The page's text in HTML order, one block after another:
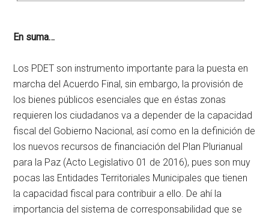
En suma…
Los PDET son instrumento importante para la puesta en
marcha del Acuerdo Final, sin embargo, la provisión de
los bienes públicos esenciales que en éstas zonas
requieren los ciudadanos va a depender de la capacidad
fiscal del Gobierno Nacional, así como en la definición de
los nuevos recursos de financiación del Plan Plurianual
para la Paz (Acto Legislativo 01 de 2016), pues son muy
pocas las Entidades Territoriales Municipales que tienen
la capacidad fiscal para contribuir a ello. De ahí la
importancia del sistema de corresponsabilidad que se